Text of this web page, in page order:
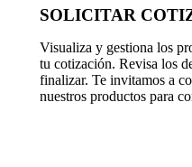
SOLICITAR
Visualiza y gestiona los
tu cotización. Revisa los
finalizar. Te invitamos a
nuestros productos para